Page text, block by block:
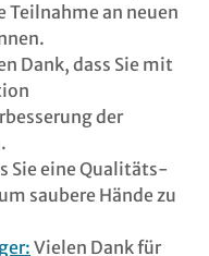
Teilnahme an neuen
Dank, dass Sie mit
der
Sie eine Qualitäts-
saubere Hände zu
Vielen Dank für